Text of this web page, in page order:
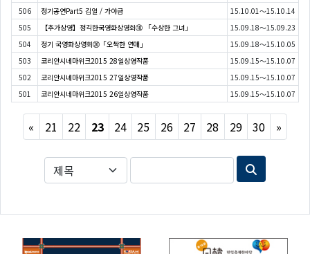
506
정기공연Part5 김얼 / 가야금
15.10.01～15.10.14
505
【추가상영】정긱한국영화상영회⑱ 「수상한 그녀」
15.09.18～15.09.23
504
정기 국영화상영회⑳「오싹한 연애」
15.09.18～15.10.05
503
코리안시네마위크2015 28일상영작품
15.09.15～15.10.07
502
코리안시네마위크2015 27일상영작품
15.09.15～15.10.07
501
코리안시네마위크2015 26일상영작품 15.09.15～15.10.07
« Previous
21 22 23 24 25 26 27 28 29 30 »Next